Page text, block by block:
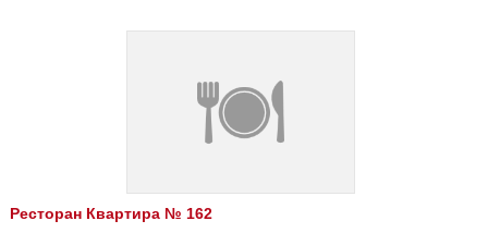
Ресторан Квартира № 162